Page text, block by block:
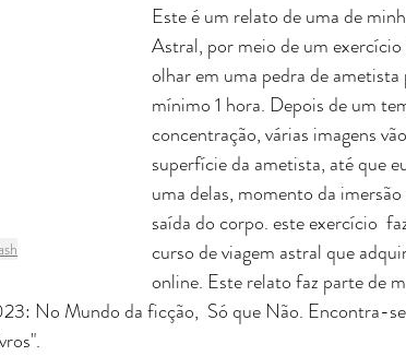
Este é um relato de uma de
Astral, por meio de um
olhar em uma pedra de
mínimo 1 hora. Depois de um
concentração, várias imagens
superfície da ametista, até que
uma delas, momento da
saída do corpo. este exercício
curso de viagem astral que
online. Este relato faz parte de
No Mundo da ficção,  Só que Não. Encontra-